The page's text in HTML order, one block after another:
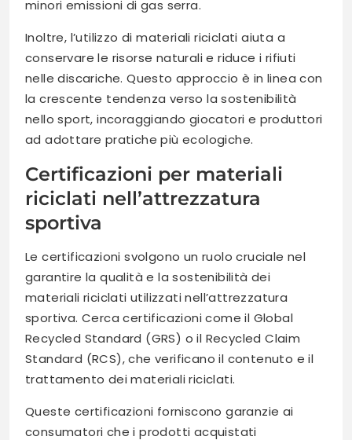
minori emissioni di gas serra.
Inoltre, l’utilizzo di materiali riciclati aiuta a
conservare le risorse naturali e riduce i rifiuti
nelle discariche. Questo approccio è in linea con
la crescente tendenza verso la sostenibilità
nello sport, incoraggiando giocatori e produttori
ad adottare pratiche più ecologiche.
Certificazioni per materiali
riciclati nell’attrezzatura
sportiva
Le certificazioni svolgono un ruolo cruciale nel
garantire la qualità e la sostenibilità dei
materiali riciclati utilizzati nell’attrezzatura
sportiva. Cerca certificazioni come il Global
Recycled Standard (GRS) o il Recycled Claim
Standard (RCS), che verificano il contenuto e il
trattamento dei materiali riciclati.
Queste certificazioni forniscono garanzie ai
consumatori che i prodotti acquistati